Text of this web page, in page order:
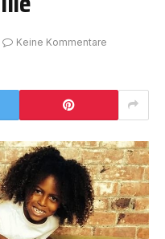
Keine Kommentare